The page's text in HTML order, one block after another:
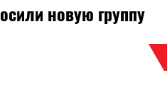
новую группу